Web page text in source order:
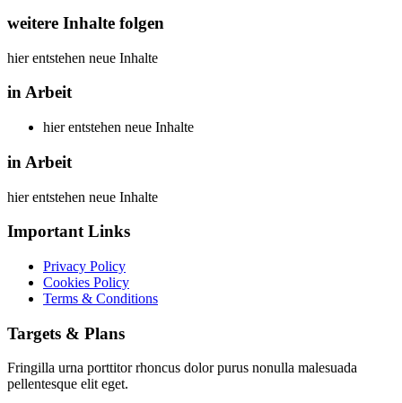
weitere Inhalte folgen
hier entstehen neue Inhalte
in Arbeit
hier entstehen neue Inhalte
in Arbeit
hier entstehen neue Inhalte
Important Links
Privacy Policy
Cookies Policy
Terms & Conditions
Targets & Plans
Fringilla urna porttitor rhoncus dolor purus nonulla malesuada
pellentesque elit eget.